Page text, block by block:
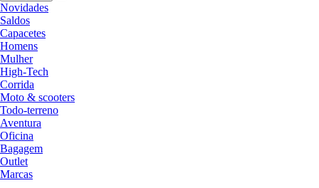
Novidades
Saldos
Capacetes
Homens
Mulher
High-Tech
Corrida
Moto & scooters
Todo-terreno
Aventura
Oficina
Bagagem
Outlet
Marcas